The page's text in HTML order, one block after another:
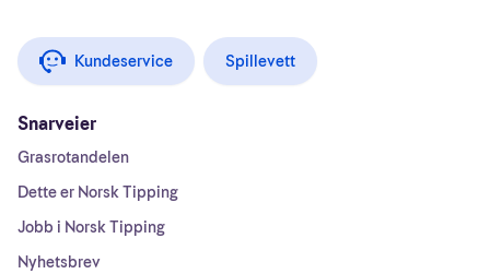
Kundeservice Spillevett
Snarveier
Grasrotandelen
Dette er Norsk Tipping
Jobb i Norsk Tipping
Nyhetsbrev